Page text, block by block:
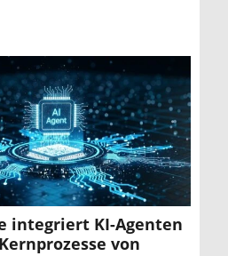
integriert KI-Agenten
von